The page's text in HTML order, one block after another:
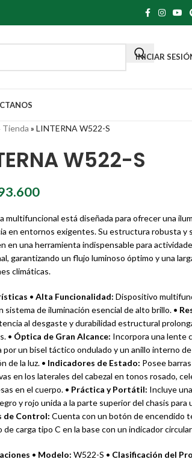
INICIAR
Tienda » LINTERNA W522-S
W522-S
multifuncional está diseñada para ofrecer una
en entornos exigentes. Su estructura robusta y
en una herramienta indispensable para
garantizando un flujo luminoso óptimo y una
climáticas.
• Alta Funcionalidad: Dispositivo
sistema de iluminación esencial de alto brillo. •
al desgaste y durabilidad estructural
• Óptica de Gran Alcance: Incorpora una lente
un bisel táctico ondulado y un anillo interno
de la luz. • Indicadores de Estado: Posee
en los laterales del cabezal en tonos rosado,
en el cuerpo. • Práctica y Portátil: Incluye
y rojo unida a la parte superior del chasis
de Control: Cuenta con un botón de encendido
de carga tipo C en la base con un indicador
• Modelo: W522-S • Clasificación del